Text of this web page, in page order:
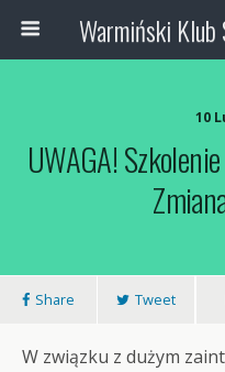
10
UWAGA!
Share Tweet
W związku z dużym